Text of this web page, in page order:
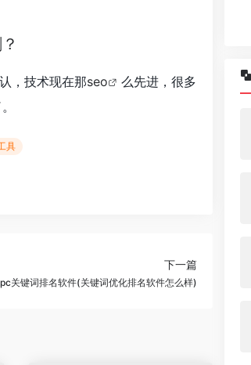
，技术现在那seo
么先进，很多
具
下一篇
关键词排名软件(关键词优化排名软件怎么样)